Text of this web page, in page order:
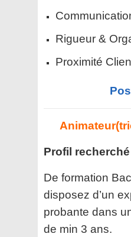
Rigueur &
Proximité
Profil recherché
De formation
disposez d’un
probante dans
de min 3 ans.